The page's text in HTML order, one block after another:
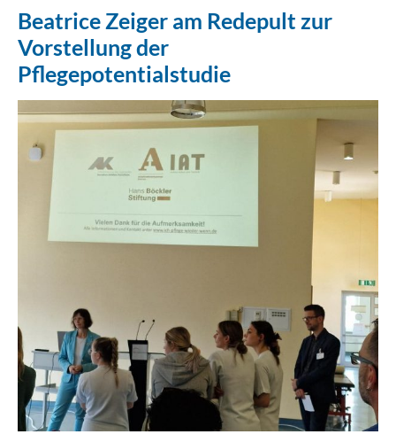
Datenschutzerklärung
Erklärung Barrierefreiheit
Beatrice Zeiger am Redepult zur
Vorstellung der
Pflegepotentialstudie